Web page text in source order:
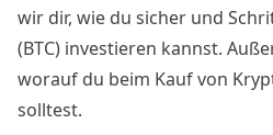
wir dir, wie du sicher und
(BTC) investieren kannst.
worauf du beim Kauf von
solltest.